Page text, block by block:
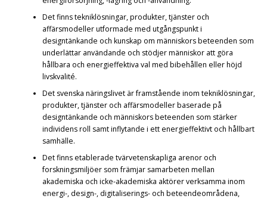
Det finns tekniklösningar, produkter, tjänster och
affärsmodeller utformade med utgångspunkt i
designtänkande och kunskap om människors beteenden som
underlättar användande och stödjer människor att göra
hållbara och energieffektiva val med bibehållen eller höjd
livskvalité.
Det svenska näringslivet är framstående inom tekniklösningar,
produkter, tjänster och affärsmodeller baserade på
designtänkande och människors beteenden som stärker
individens roll samt inflytande i ett energieffektivt och hållbart
samhälle.
Det finns etablerade tvärvetenskapliga arenor och
forskningsmiljöer som främjar samarbeten mellan
akademiska och icke-akademiska aktörer verksamma inom
energi-, design-, digitaliserings- och beteendeområdena,